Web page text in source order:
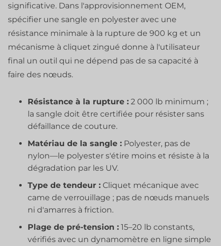
significative. Dans l'approvisionnement OEM,
spécifier une sangle en polyester avec une
résistance minimale à la rupture de 900 kg et un
mécanisme à cliquet zingué donne à l'utilisateur
final un outil qui ne dépend pas de sa capacité à
faire des nœuds.
Résistance à la rupture : 2 000 lb minimum ;
la sangle doit être certifiée pour résister sans
défaillance de couture.
Matériau de la sangle : Polyester, pas de
nylon—le polyester s'étire moins et résiste à la
dégradation par les UV.
Type de tendeur : Cliquet mécanique avec
came de verrouillage ; pas de nœuds manuels
ni d'amarres à friction.
Plage de pré-tension : 15–20 lb constants,
vérifiés avec un dynamomètre en ligne simple